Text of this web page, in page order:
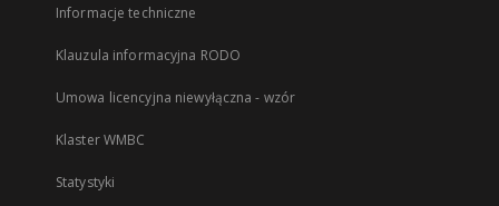
Informacje techniczne
Klauzula informacyjna RODO
Umowa licencyjna niewyłączna - wzór
Klaster WMBC
Statystyki